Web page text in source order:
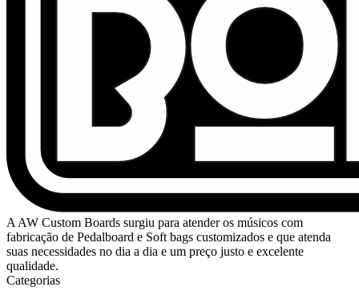
A AW Custom Boards surgiu para atender os músicos com
fabricação de Pedalboard e Soft bags customizados e que atenda
suas necessidades no dia a dia e um preço justo e excelente
qualidade.
Categorias